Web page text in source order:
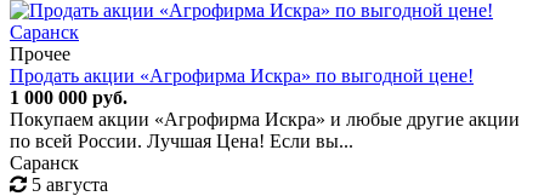
Прочее
Продать акции «Агрофирма Искра» по выгодной цене!
1 000 000 руб.
Покупаем акции «Агрофирма Искра» и любые другие акции
по всей России. Лучшая Цена! Если вы...
Саранск
5 августа